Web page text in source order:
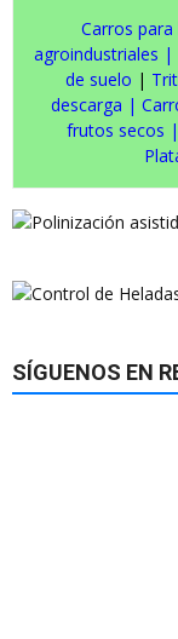
Carros
agroindustriales |
de suelo |
descarga |
frutos secos |
SÍGUENOS EN